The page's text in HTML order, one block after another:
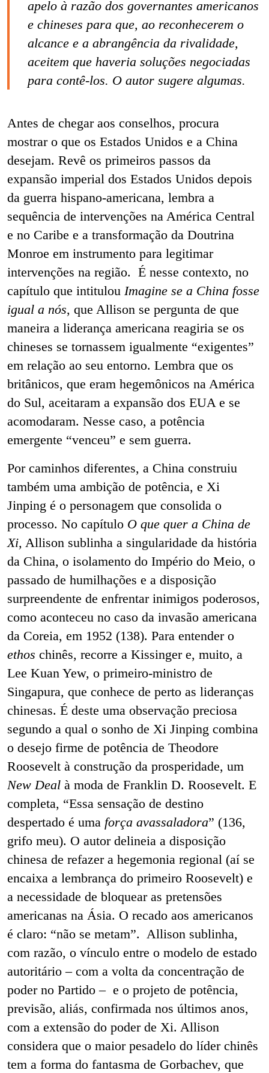
apelo à razão dos governantes americanos
e chineses para que, ao reconhecerem o
alcance e a abrangência da rivalidade,
aceitem que haveria soluções negociadas
para contê-los. O autor sugere algumas.
Antes de chegar aos conselhos, procura
mostrar o que os Estados Unidos e a China
desejam. Revê os primeiros passos da
expansão imperial dos Estados Unidos depois
da guerra hispano-americana, lembra a
sequência de intervenções na América Central
e no Caribe e a transformação da Doutrina
Monroe em instrumento para legitimar
intervenções na região. É nesse contexto, no
capítulo que intitulou Imagine se a China fosse
igual a nós, que Allison se pergunta de que
maneira a liderança americana reagiria se os
chineses se tornassem igualmente “exigentes”
em relação ao seu entorno. Lembra que os
britânicos, que eram hegemônicos na América
do Sul, aceitaram a expansão dos EUA e se
acomodaram. Nesse caso, a potência
emergente “venceu” e sem guerra.
Por caminhos diferentes, a China construiu
também uma ambição de potência, e Xi
Jinping é o personagem que consolida o
processo. No capítulo O que quer a China de
Xi, Allison sublinha a singularidade da história
da China, o isolamento do Império do Meio, o
passado de humilhações e a disposição
surpreendente de enfrentar inimigos poderosos,
como aconteceu no caso da invasão americana
da Coreia, em 1952 (138). Para entender o
ethos chinês, recorre a Kissinger e, muito, a
Lee Kuan Yew, o primeiro-ministro de
Singapura, que conhece de perto as lideranças
chinesas. É deste uma observação preciosa
segundo a qual o sonho de Xi Jinping combina
o desejo firme de potência de Theodore
Roosevelt à construção da prosperidade, um
New Deal à moda de Franklin D. Roosevelt. E
completa, “Essa sensação de destino
despertado é uma força avassaladora” (136,
grifo meu). O autor delineia a disposição
chinesa de refazer a hegemonia regional (aí se
encaixa a lembrança do primeiro Roosevelt) e
a necessidade de bloquear as pretensões
americanas na Ásia. O recado aos americanos
é claro: “não se metam”. Allison sublinha,
com razão, o vínculo entre o modelo de estado
autoritário – com a volta da concentração de
poder no Partido – e o projeto de potência,
previsão, aliás, confirmada nos últimos anos,
com a extensão do poder de Xi. Allison
considera que o maior pesadelo do líder chinês
tem a forma do fantasma de Gorbachev, que